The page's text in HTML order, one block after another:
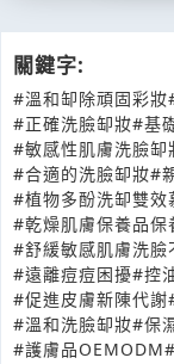
關鍵字:
#溫和缷除頑固彩妝
#正確洗臉缷妝#基
#敏感性肌膚洗臉缷
#合適的洗臉缷妝#
#植物多酚洗缷雙效
#乾燥肌膚保養品保
#舒緩敏感肌膚洗臉
#遠離痘痘困擾#控
#促進皮膚新陳代謝
#溫和洗臉缷妝#保
#護膚品OEMODM